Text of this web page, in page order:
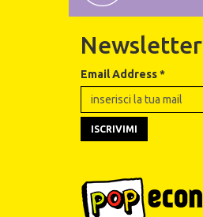
Newsletter
Email Address*